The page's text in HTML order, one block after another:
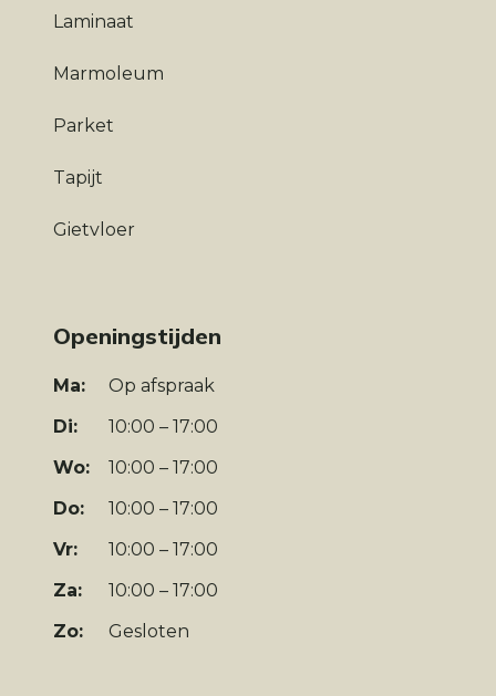
Laminaat
Marmoleum
Parket
Tapijt
Gietvloer
Openingstijden
Ma:
Op afspraak
Di:
10:00 – 17:00
Wo:
10:00 – 17:00
Do:
10:00 – 17:00
Vr:
10:00 – 17:00
Za:
10:00 – 17:00
Zo:
Gesloten